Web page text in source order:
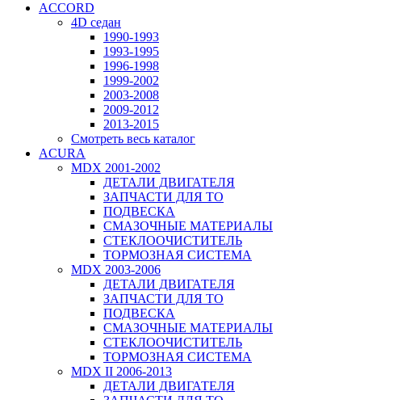
ACCORD
4D седан
1990-1993
1993-1995
1996-1998
1999-2002
2003-2008
2009-2012
2013-2015
Смотреть весь каталог
ACURA
MDX 2001-2002
ДЕТАЛИ ДВИГАТЕЛЯ
ЗАПЧАСТИ ДЛЯ ТО
ПОДВЕСКА
СМАЗОЧНЫЕ МАТЕРИАЛЫ
СТЕКЛООЧИСТИТЕЛЬ
ТОРМОЗНАЯ СИСТЕМА
MDX 2003-2006
ДЕТАЛИ ДВИГАТЕЛЯ
ЗАПЧАСТИ ДЛЯ ТО
ПОДВЕСКА
СМАЗОЧНЫЕ МАТЕРИАЛЫ
СТЕКЛООЧИСТИТЕЛЬ
ТОРМОЗНАЯ СИСТЕМА
MDX II 2006-2013
ДЕТАЛИ ДВИГАТЕЛЯ